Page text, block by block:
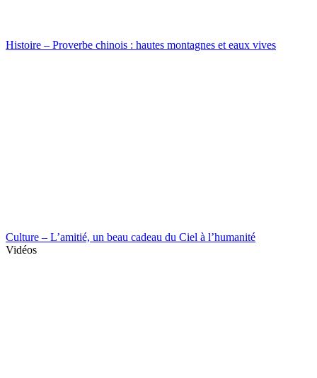
Histoire – Proverbe chinois : hautes montagnes et eaux vives
Culture – L’amitié, un beau cadeau du Ciel à l’humanité
Vidéos